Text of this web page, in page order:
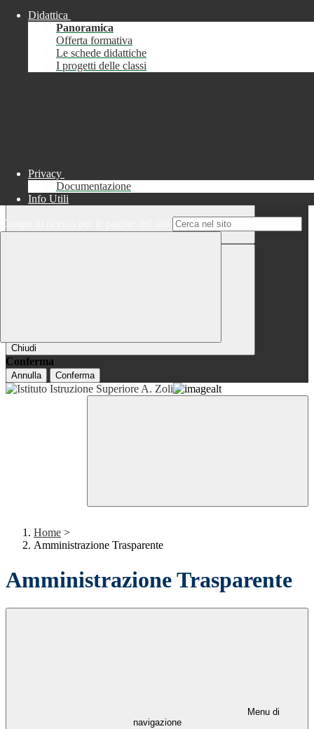
Chiudi
Informazione
Chiudi
Conferma
Annulla Conferma
Didattica
Panoramica
Offerta formativa
Le schede didattiche
I progetti delle classi
Privacy
Documentazione
Info Utili
Campo di ricerca per le pagine del sito
Home >
Amministrazione Trasparente
Amministrazione Trasparente
Menu di
navigazione